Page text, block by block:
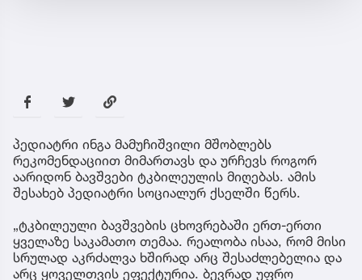
პედიატრი ინგა მამუჩიშვილი მშობლებს
რეკომენდაციით მიმართავს და ურჩევს როგორ
აარიდონ ბავშვები ტკბილეულის მიღებას. ამის
შესახებ პედიატრი სოციალურ ქსელში წერს.
„ტკბილეული ბავშვების ცხოვრებაში ერთ-ერთი
ყველაზე საკამათო თემაა. რეალობა ისაა, რომ მისი
სრულად აკრძალვა ხშირად არც შესაძლებელია და
არც ყოველთვის ეფექტურია. ბევრად უფრო